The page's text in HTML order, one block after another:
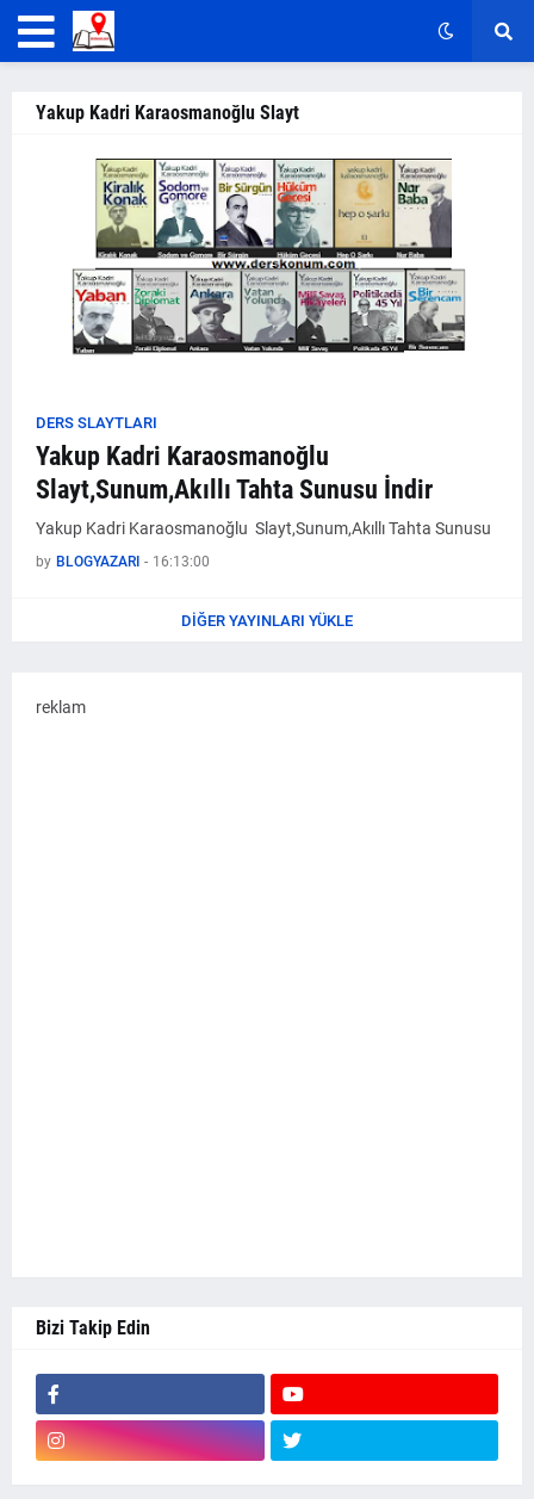
Yakup Kadri Karaosmanoğlu Slayt
DERS SLAYTLARI
Yakup Kadri Karaosmanoğlu
Slayt,Sunum,Akıllı Tahta Sunusu İndir
Yakup Kadri Karaosmanoğlu Slayt,Sunum,Akıllı Tahta Sunusu
by BLOGYAZARI - 16:13:00
DIĞER YAYINLARI YÜKLE
reklam
Bizi Takip Edin